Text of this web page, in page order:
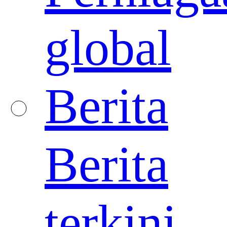
global
Berita
Berita